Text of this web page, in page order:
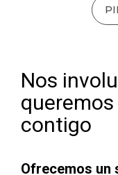
Nos
contigo
Ofrecemos un